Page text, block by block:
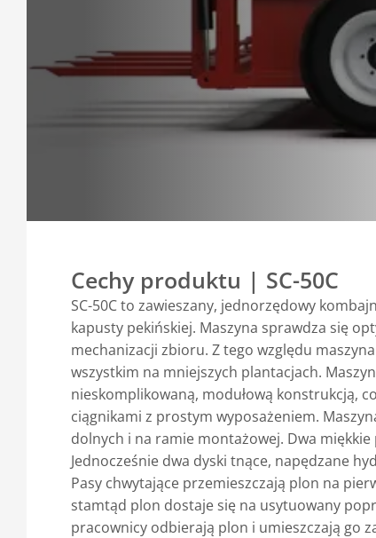
Cechy produktu | SC-50C
SC-50C to zawieszany, jednorzędowy
kapusty pekińskiej. Maszyna sprawdza się
mechanizacji zbioru. Z tego względu
wszystkim na mniejszych plantacjach.
nieskomplikowaną, modułową konstrukcją,
ciągnikami z prostym wyposażeniem.
dolnych i na ramie montażowej. Dwa
Jednocześnie dwa dyski tnące, napędzane
Pasy chwytające przemieszczają plon na
stamtąd plon dostaje się na usytuowany
pracownicy odbierają plon i umieszczają go